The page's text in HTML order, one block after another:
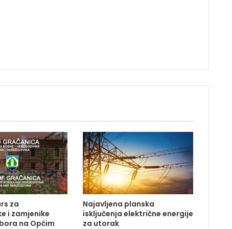
za
i zamjenike
na Općim
Najavljena planska
isključenja električne energije
za utorak